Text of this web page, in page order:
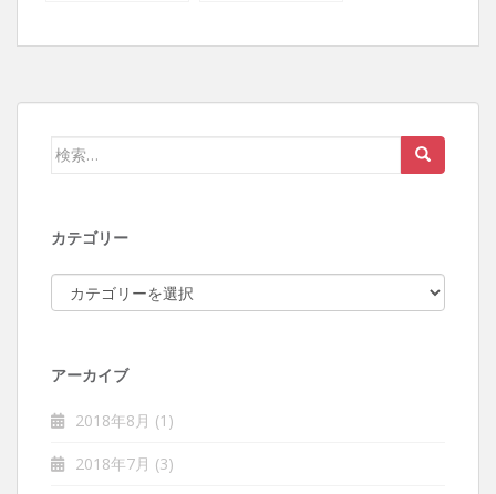
検索:
カテゴリー
カテゴリー
アーカイブ
2018年8月 (1)
2018年7月 (3)